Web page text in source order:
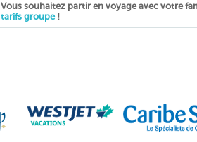
Vous souhaitez partir en voyage avec votre
tarifs groupe!